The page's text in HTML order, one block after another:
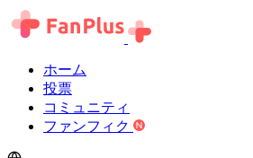
ホーム
投票
コミュニティ
ファンフィク